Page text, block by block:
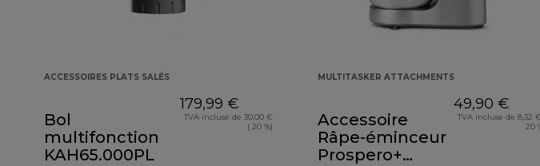
ACCESSOIRES PLATS SALÉS
Bol
multifonction
KAH65.000PL
179,99 €
TVA incluse de 30,00 €
( 20 %)
MULTITASKER ATTACHMENTS
Accessoire
Râpe-éminceur
Prospero+
49,90 €
TVA incluse de 8,32
20